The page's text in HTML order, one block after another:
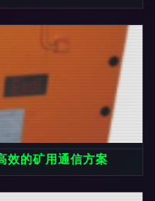
效的矿用通信方案